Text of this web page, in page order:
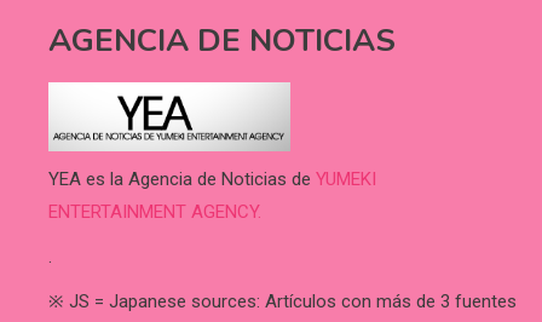
AGENCIA DE NOTICIAS
YEA es la Agencia de Noticias de YUMEKI
ENTERTAINMENT AGENCY.
.
※ JS = Japanese sources: Artículos con más de 3 fuentes